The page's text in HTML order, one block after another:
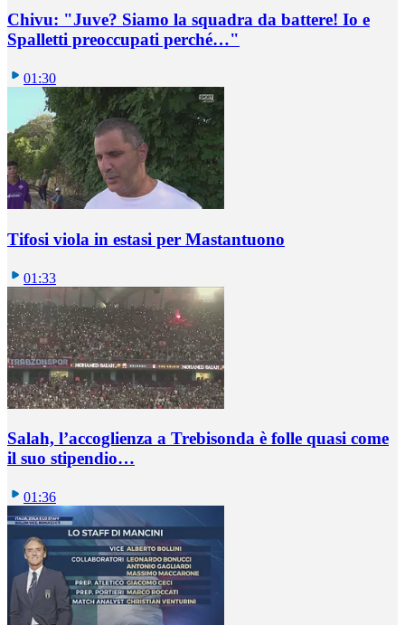
Chivu: "Juve? Siamo la squadra da battere! Io e
Spalletti preoccupati perché…"
01:30
Tifosi viola in estasi per Mastantuono
01:33
Salah, l’accoglienza a Trebisonda è folle quasi come
il suo stipendio…
01:36